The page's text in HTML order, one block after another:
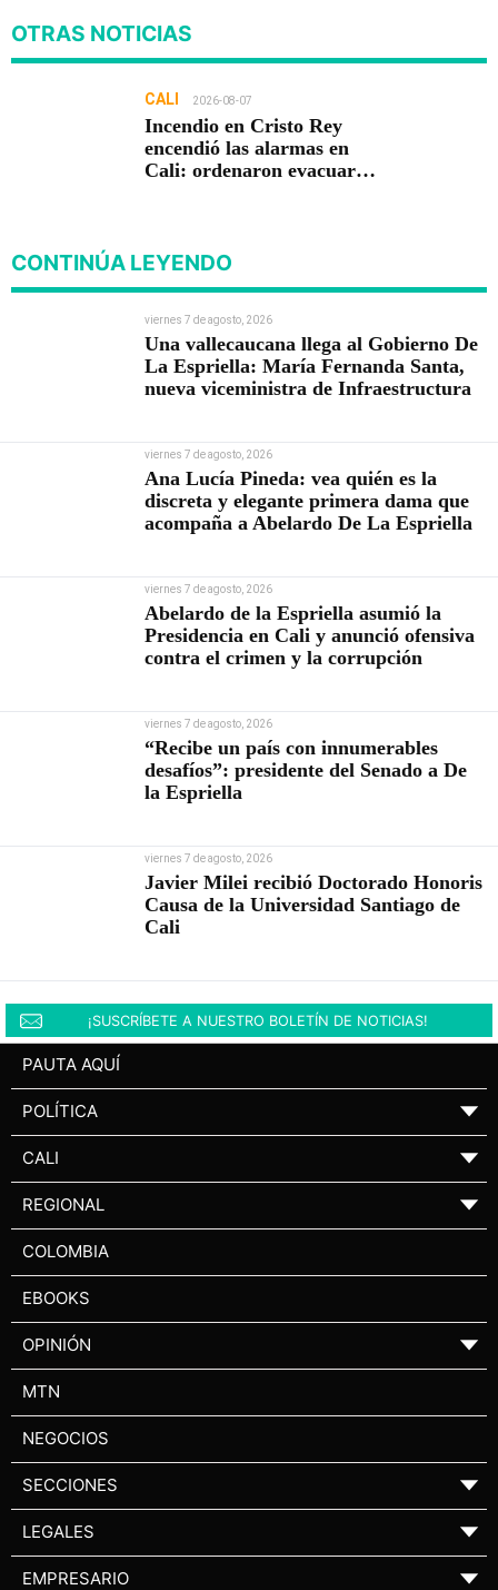
OTRAS NOTICIAS
CALI 2026-08-07
Incendio en Cristo Rey
encendió las alarmas en
Cali: ordenaron evacuar
CONTINÚA LEYENDO
viernes 7 de agosto, 2026
Una vallecaucana llega al Gobierno De
La Espriella: María Fernanda Santa,
nueva viceministra de Infraestructura
viernes 7 de agosto, 2026
Ana Lucía Pineda: vea quién es la
discreta y elegante primera dama que
acompaña a Abelardo De La Espriella
viernes 7 de agosto, 2026
Abelardo de la Espriella asumió la
Presidencia en Cali y anunció ofensiva
contra el crimen y la corrupción
viernes 7 de agosto, 2026
“Recibe un país con innumerables
desafíos”: presidente del Senado a De
la Espriella
viernes 7 de agosto, 2026
Javier Milei recibió Doctorado Honoris
Causa de la Universidad Santiago de
Cali
¡SUSCRÍBETE A NUESTRO BOLETÍN DE NOTICIAS!
PAUTA AQUÍ
POLÍTICA ▼
CALI ▼
REGIONAL ▼
COLOMBIA
EBOOKS
OPINIÓN ▼
MTN
NEGOCIOS
SECCIONES ▼
LEGALES ▼
EMPRESARIO ▼